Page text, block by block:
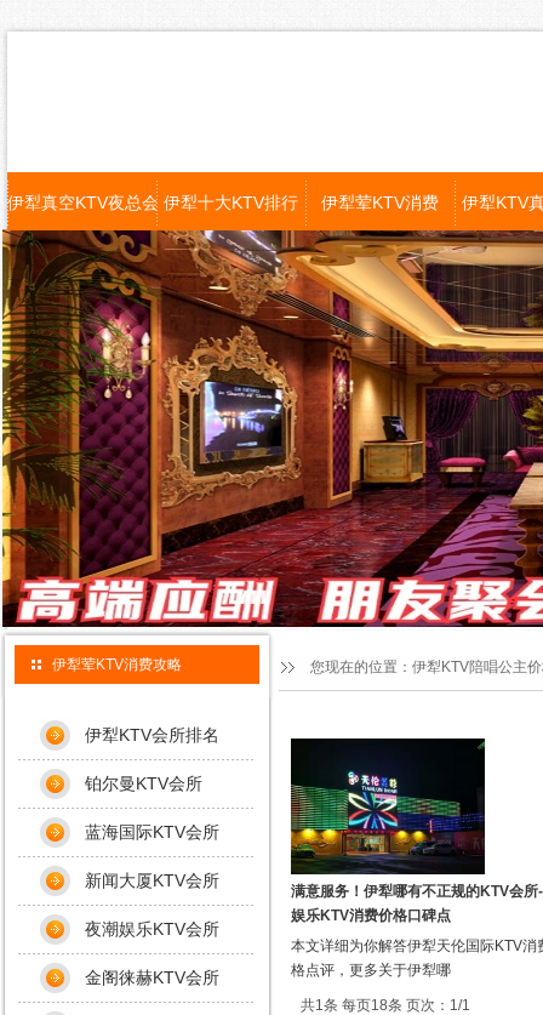
伊犁真空KTV夜总会 伊犁十大KTV排行 伊犁荤KTV消费 伊犁KTV
满意服务！伊犁哪有不正规的KTV会所
娱乐KTV消费价格口碑点
本文详细为你解答伊犁天伦国际KTV消
格点评，更多关于伊犁哪
共1条 每页18条 页次：1/1
您现在的位置： 伊犁KTV陪唱公主
伊犁荤KTV消费攻略
伊犁KTV会所排名
铂尔曼KTV会所
蓝海国际KTV会所
新闻大厦KTV会所
夜潮娱乐KTV会所
金阁徕赫KTV会所